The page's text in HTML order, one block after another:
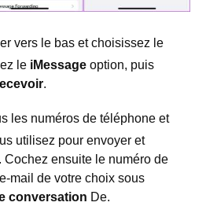
vers le bas et choisissez le
le iMessage option, puis
.
les numéros de téléphone et
utilisez pour envoyer et
Cochez ensuite le numéro de
mail de votre choix sous
conversation De.